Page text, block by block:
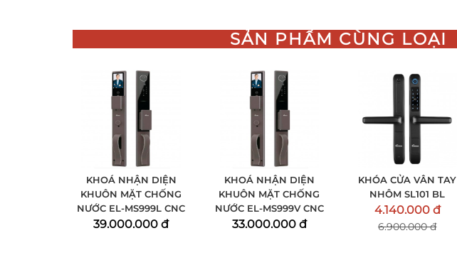
SẢN PHẨM CÙNG LOẠI
KHOÁ NHẬN DIỆN
KHUÔN MẶT CHỐNG
NƯỚC EL-MS999L CNC
39.000.000 đ
KHOÁ NHẬN DIỆN
KHUÔN MẶT CHỐNG
NƯỚC EL-MS999V CNC
33.000.000 đ
KHÓA CỬA VÂN TAY
NHÔM SL101 BL
4.140.000 đ
6.900.000 đ